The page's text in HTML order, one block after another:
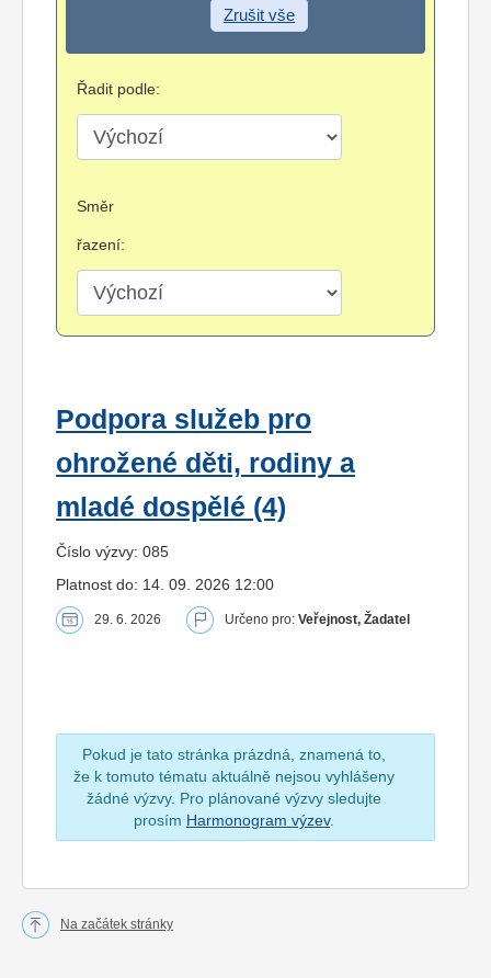
Zrušit vše
Řadit podle:
Směr
řazení:
Podpora služeb pro
ohrožené děti, rodiny a
mladé dospělé (4)
Číslo výzvy: 085
Platnost do: 14. 09. 2026 12:00
29. 6. 2026 Určeno pro: Veřejnost, Žadatel
Pokud je tato stránka prázdná, znamená to,
že k tomuto tématu aktuálně nejsou vyhlášeny
žádné výzvy. Pro plánované výzvy sledujte
prosím Harmonogram výzev.
Na začátek stránky